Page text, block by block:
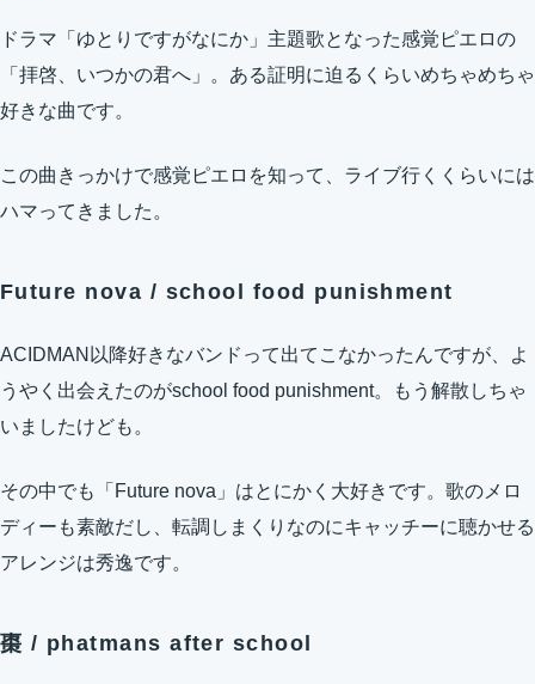
ドラマ「ゆとりですがなにか」主題歌となった感覚ピエロの
「拝啓、いつかの君へ」。ある証明に迫るくらいめちゃめちゃ
好きな曲です。
この曲きっかけで感覚ピエロを知って、ライブ行くくらいには
ハマってきました。
Future nova / school food punishment
ACIDMAN以降好きなバンドって出てこなかったんですが、よ
うやく出会えたのがschool food punishment。もう解散しちゃ
いましたけども。
その中でも「Future nova」はとにかく大好きです。歌のメロ
ディーも素敵だし、転調しまくりなのにキャッチーに聴かせる
アレンジは秀逸です。
棗 / phatmans after school